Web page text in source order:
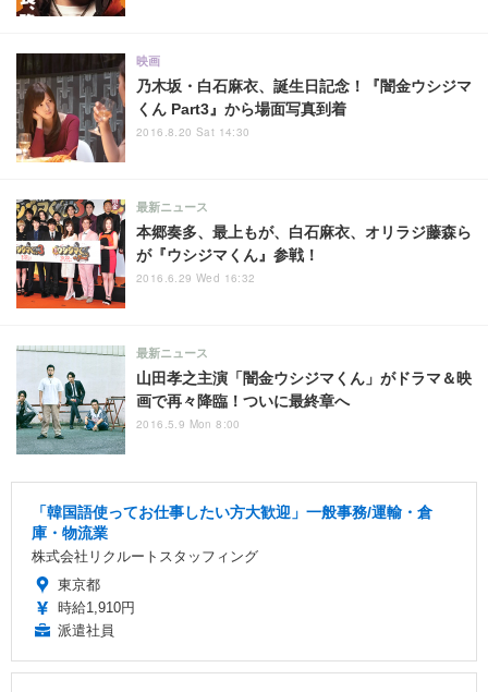
乃木坂・白石麻衣、誕生日記念！『闇金ウシジマ
くん Part3』から場面写真到着
映画
2016.8.20 Sat 14:30
本郷奏多、最上もが、白石麻衣、オリラジ藤森ら
が『ウシジマくん』参戦！
最新ニュース
2016.6.29 Wed 16:32
山田孝之主演「闇金ウシジマくん」がドラマ＆映
画で再々降臨！ついに最終章へ
最新ニュース
2016.5.9 Mon 8:00
「韓国語使ってお仕事したい方大歓迎」一般事務/運輸・倉
庫・物流業
株式会社リクルートスタッフィング
東京都
時給1,910円
派遣社員